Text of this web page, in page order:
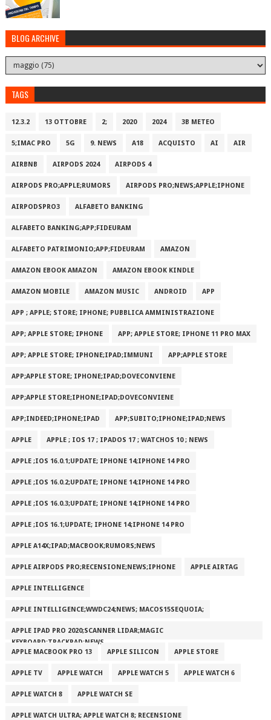
BLOG ARCHIVE
TAGS
12.3.2 13 OTTOBRE 2; 2020 2024 3B METEO
5;IMAC PRO 5G 9. NEWS A18 ACQUISTO AI AIR
AIRBNB AIRPODS 2024 AIRPODS 4
AIRPODS PRO;APPLE;RUMORS AIRPODS PRO;NEWS;APPLE;IPHONE
AIRPODSPRO3 ALFABETO BANKING
ALFABETO BANKING;APP;FIDEURAM
ALFABETO PATRIMONI‪O‬;APP;FIDEURAM AMAZON
AMAZON EBOOK AMAZON AMAZON EBOOK KINDLE
AMAZON MOBILE AMAZON MUSIC ANDROID APP
APP ; APPLE; STORE; IPHONE; PUBBLICA AMMINISTRAZIONE
APP; APPLE STORE; IPHONE APP; APPLE STORE; IPHONE 11 PRO MAX
APP; APPLE STORE; IPHONE;IPAD;IMMUNI APP;APPLE STORE
APP;APPLE STORE; IPHONE;IPAD;DOVECONVIENE
APP;APPLE STORE;IPHONE;IPAD;DOVECONVIENE
APP;INDEED;IPHONE;IPAD APP;SUBITO;IPHONE;IPAD;NEWS
APPLE APPLE ; IOS 17 ; IPADOS 17 ; WATCHOS 10 ; NEWS
APPLE ;IOS 16.0.1;UPDATE; IPHONE 14;IPHONE 14 PRO
APPLE ;IOS 16.0.2;UPDATE; IPHONE 14;IPHONE 14 PRO
APPLE ;IOS 16.0.3;UPDATE; IPHONE 14;IPHONE 14 PRO
APPLE ;IOS 16.1;UPDATE; IPHONE 14;IPHONE 14 PRO
APPLE A14X;IPAD;MACBOOK;RUMORS;NEWS
APPLE AIRPODS PRO;RECENSIONE;NEWS;IPHONE APPLE AIRTAG
APPLE INTELLIGENCE
APPLE INTELLIGENCE;WWDC24;NEWS; MACOS15SEQUOIA;
APPLE IPAD PRO 2020;SCANNER LIDAR;MAGIC
KEYBOARD;TRACKPAD;NEWS
APPLE MACBOOK PRO 13
APPLE SILICON APPLE STORE
APPLE TV APPLE WATCH APPLE WATCH 5 APPLE WATCH 6
APPLE WATCH 8 APPLE WATCH SE
APPLE WATCH ULTRA; APPLE WATCH 8; RECENSIONE